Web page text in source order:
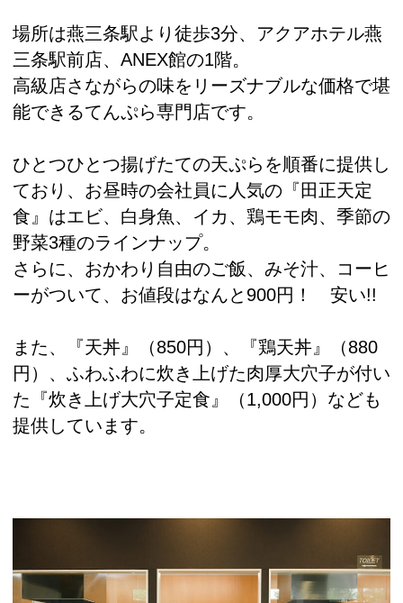
場所は燕三条駅より徒歩3分、アクアホテル燕
三条駅前店、ANEX館の1階。
高級店さながらの味をリーズナブルな価格で堪
能できるてんぷら専門店です。
ひとつひとつ揚げたての天ぷらを順番に提供し
ており、お昼時の会社員に人気の『田正天定
食』はエビ、白身魚、イカ、鶏モモ肉、季節の
野菜3種のラインナップ。
さらに、おかわり自由のご飯、みそ汁、コーヒ
ーがついて、お値段はなんと900円！ 安い!!
また、『天丼』（850円）、『鶏天丼』（880
円）、ふわふわに炊き上げた肉厚大穴子が付い
た『炊き上げ大穴子定食』（1,000円）なども
提供しています。